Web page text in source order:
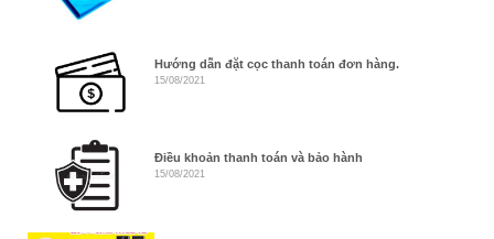
Hướng dẫn đặt cọc thanh toán đơn hàng.
15/08/2021
Điều khoản thanh toán và bảo hành
15/08/2021